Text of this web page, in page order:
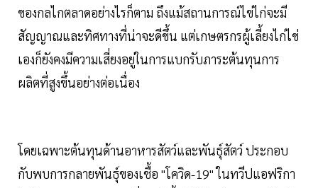
ของกลไกตลาดอย่างไรก็ตาม ถึงแม้สถานการณ์ไข่ไก่จะมี
สัญญาณและทิศทางที่น่าจะดีขึ้น แต่เกษตรกรผู้เลี้ยงไก่ไข่
เองก็ยังคงมีความเสี่ยงอยู่ในการแบกรับภาระต้นทุนการ
ผลิตที่สูงขึ้นอย่างต่อเนื่อง
โดยเฉพาะต้นทุนด้านอาหารสัตว์และพันธุ์สัตว์ ประกอบ
กับพบการกลายพันธุ์ของเชื้อ "โควิด-19" ในทวีปแอฟริกา